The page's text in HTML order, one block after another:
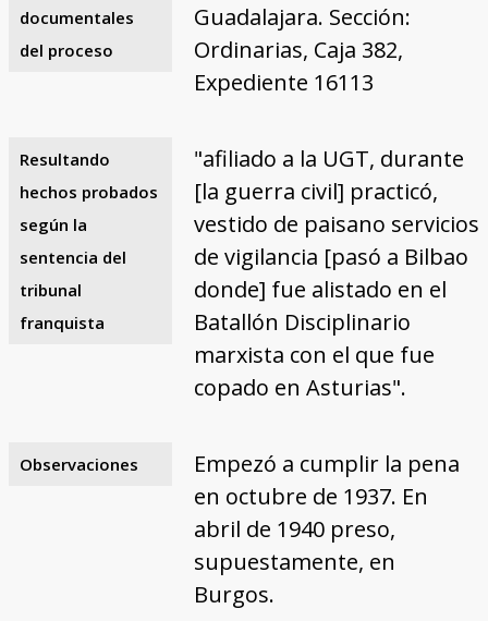
documentales
del proceso
Guadalajara. Sección:
Ordinarias, Caja 382,
Expediente 16113
Resultando
hechos probados
según la
sentencia del
tribunal
franquista
"afiliado a la UGT, durante
[la guerra civil] practicó,
vestido de paisano servicios
de vigilancia [pasó a Bilbao
donde] fue alistado en el
Batallón Disciplinario
marxista con el que fue
copado en Asturias".
Observaciones
Empezó a cumplir la pena
en octubre de 1937. En
abril de 1940 preso,
supuestamente, en
Burgos.